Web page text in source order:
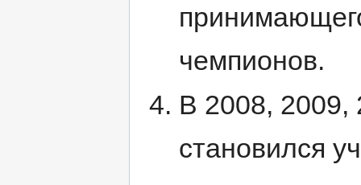
чемпионов.
В 2008, 2009,
становился